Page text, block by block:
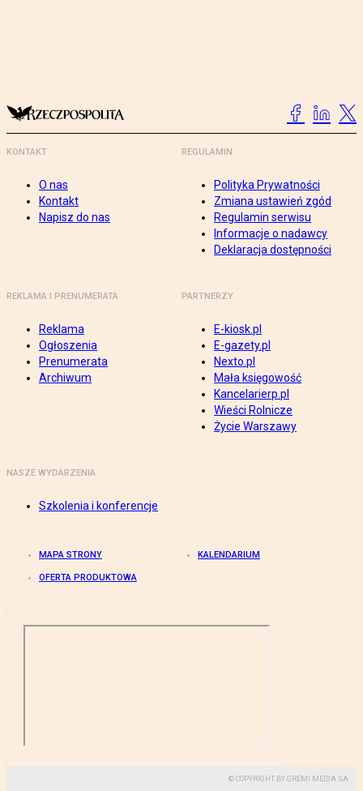
KONTAKT
O nas
Kontakt
Napisz do nas
REGULAMIN
Polityka Prywatności
Zmiana ustawień zgód
Regulamin serwisu
Informacje o nadawcy
Deklaracja dostępności
REKLAMA I PRENUMERATA
Reklama
Ogłoszenia
Prenumerata
Archiwum
PARTNERZY
E-kiosk.pl
E-gazety.pl
Nexto.pl
Mała księgowość
Kancelarierp.pl
Wieści Rolnicze
Życie Warszawy
NASZE WYDARZENIA
Szkolenia i konferencje
MAPA STRONY KALENDARIUM
OFERTA PRODUKTOWA
© COPYRIGHT BY GREMI MEDIA SA